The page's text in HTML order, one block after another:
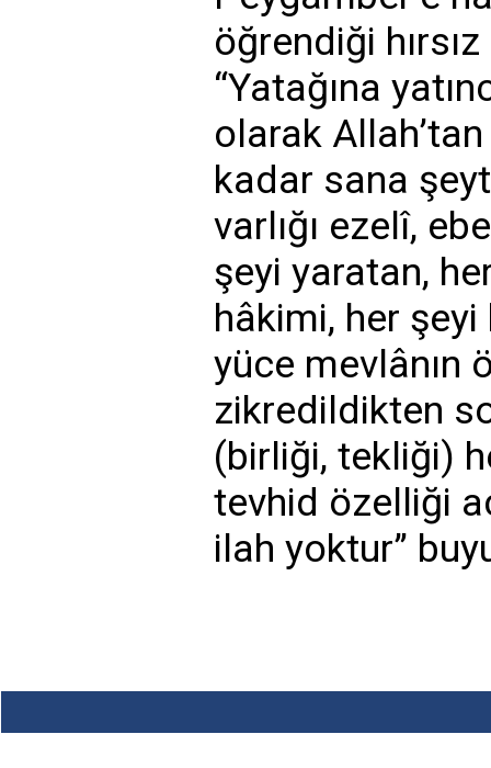
öğrendiği
“Yatağına
olarak
kadar sana
varlığı ezelî,
şeyi yaratan,
hâkimi, her
yüce mevlânın
zikredildikten
(birliği, tekliği)
tevhid özelliği
ilah yoktur”